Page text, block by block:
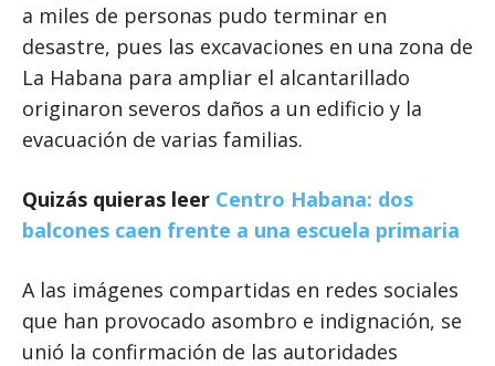
a miles de personas pudo terminar en
desastre, pues las excavaciones en una zona de
La Habana para ampliar el alcantarillado
originaron severos daños a un edificio y la
evacuación de varias familias.
Quizás quieras leer Centro Habana: dos
balcones caen frente a una escuela primaria
A las imágenes compartidas en redes sociales
que han provocado asombro e indignación, se
unió la confirmación de las autoridades